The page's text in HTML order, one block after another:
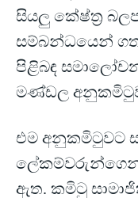
සියලු කේෂ්ත්‍ර
සම්බන්ධයෙන් ගත
පිළිබඳ
මණ්ඩල
එම අනුකමිටුවට
ඇත. කමිටු